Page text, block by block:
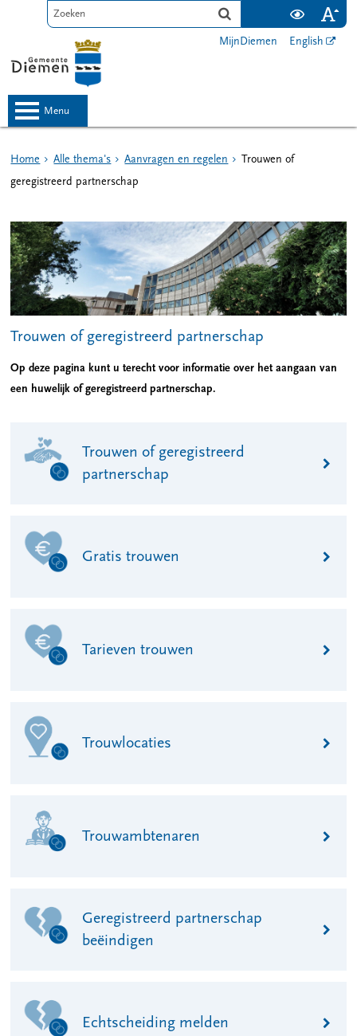
MijnDiemen English
menu
Home Alle thema's Aanvragen en regelen
Trouwen of
geregistreerd partnerschap
Trouwen of geregistreerd partnerschap
Op deze pagina kunt u terecht voor informatie over het aangaan van
een huwelijk of geregistreerd partnerschap.
Trouwen of geregistreerd
partnerschap
Gratis trouwen
Tarieven trouwen
Trouwlocaties
Trouwambtenaren
Geregistreerd partnerschap
beëindigen
Echtscheiding melden